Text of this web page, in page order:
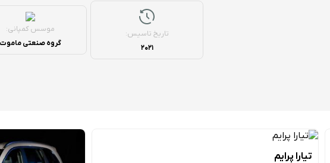
تاریخ تاسیس:
2021
موسس کمپانی:
گروه صنعتی ماموت
تیارا پرایم